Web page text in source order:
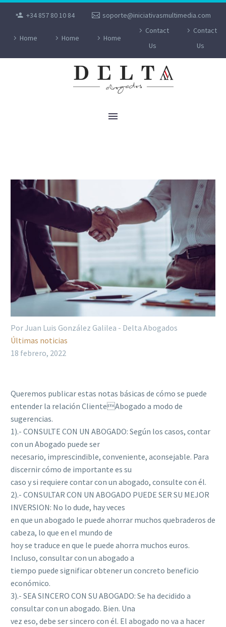
+34 857 80 10 84 soporte@iniciativasmultimedia.com
Home Home Home
Contact
Us
Contact
Us
RELACION CLIENTE-ABOGADO, POR JUAN
Por Juan Luis González Galilea - Delta Abogados
Últimas noticias
18 febrero, 2022
Queremos publicar estas notas básicas de cómo se puede
entender la relación ClienteAbogado a modo de
sugerencias.
1).- CONSULTE CON UN ABOGADO: Según los casos, contar
con un Abogado puede ser
necesario, imprescindible, conveniente, aconsejable. Para
discernir cómo de importante es su
caso y si requiere contar con un abogado, consulte con él.
2).- CONSULTAR CON UN ABOGADO PUEDE SER SU MEJOR
INVERSION: No lo dude, hay veces
en que un abogado le puede ahorrar muchos quebraderos de
cabeza, lo que en el mundo de
hoy se traduce en que le puede ahorra muchos euros.
Incluso, consultar con un abogado a
tiempo puede significar obtener un concreto beneficio
económico.
3).- SEA SINCERO CON SU ABOGADO: Se ha decidido a
consultar con un abogado. Bien. Una
vez eso, debe ser sincero con él. El abogado no va a hacer